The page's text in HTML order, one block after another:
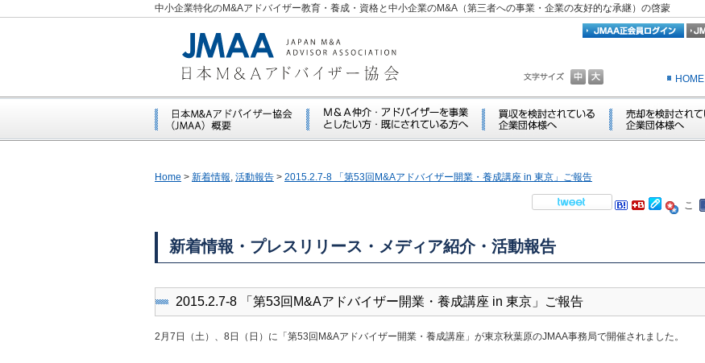
中小企業特化のM&Aアドバイザー教育・養成・資格と中小企業のM&A（第三者への事業・企業の友好的な承継）の啓蒙
HOME
Home > 新着情報, 活動報告 > 2015.2.7-8 「第53回M&Aアドバイザー開業・養成講座 in 東京」ご報告
新着情報・プレスリリース・メディア紹介・活動報告
2015.2.7-8 「第53回M&Aアドバイザー開業・養成講座 in 東京」ご報告
2月7日（土）、8日（日）に「第53回M&Aアドバイザー開業・養成講座」が東京秋葉原のJMAA事務局で開催されました。